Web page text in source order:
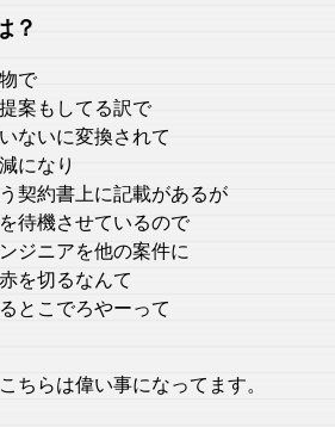
？
で
案もしてる訳で
ないに変換されて
になり
契約書上に記載があるが
待機させているので
ジニアを他の案件に
を切るなんて
とこでろやーって
ちらは偉い事になってます。